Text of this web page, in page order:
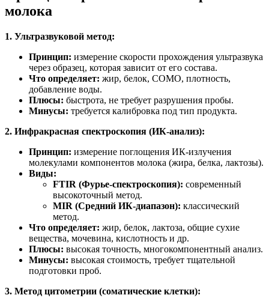
молока
1. Ультразвуковой метод:
Принцип: измерение скорости прохождения ультразвука
через образец, которая зависит от его состава.
Что определяет: жир, белок, СОМО, плотность,
добавление воды.
Плюсы: быстрота, не требует разрушения пробы.
Минусы: требуется калибровка под тип продукта.
2. Инфракрасная спектроскопия (ИК-анализ):
Принцип: измерение поглощения ИК-излучения
молекулами компонентов молока (жира, белка, лактозы).
Виды:
FTIR (Фурье-спектроскопия): современный
высокоточный метод.
MIR (Средний ИК-диапазон): классический
метод.
Что определяет: жир, белок, лактоза, общие сухие
вещества, мочевина, кислотность и др.
Плюсы: высокая точность, многокомпонентный анализ.
Минусы: высокая стоимость, требует тщательной
подготовки проб.
3. Метод цитометрии (соматические клетки):